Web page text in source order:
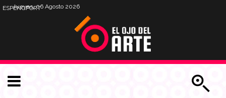
Jueves, 06 Agosto 2026
ESPENGPORT